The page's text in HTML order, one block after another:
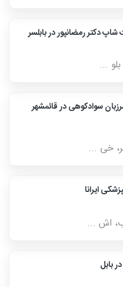
دکتر رمضانپور در بابلسر
بلو ...
سوادکوهی در قائمشهر
خی ...
ایرانا
اش ...
بابل